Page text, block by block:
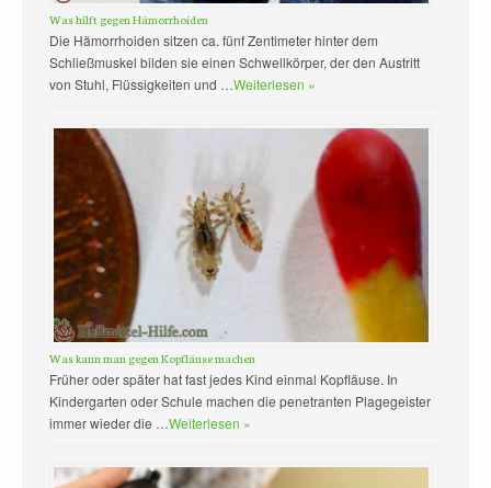
Was hilft gegen Hämorrhoiden
Die Hämorrhoiden sitzen ca. fünf Zentimeter hinter dem
Schließmuskel bilden sie einen Schwellkörper, der den Austritt
von Stuhl, Flüssigkeiten und …Weiterlesen »
Was kann man gegen Kopfläuse machen
Früher oder später hat fast jedes Kind einmal Kopfläuse. In
Kindergarten oder Schule machen die penetranten Plagegeister
immer wieder die …Weiterlesen »